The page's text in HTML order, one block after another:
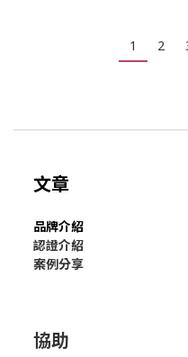
1 2
文章
品牌介紹
認證介紹
案例分享
協助